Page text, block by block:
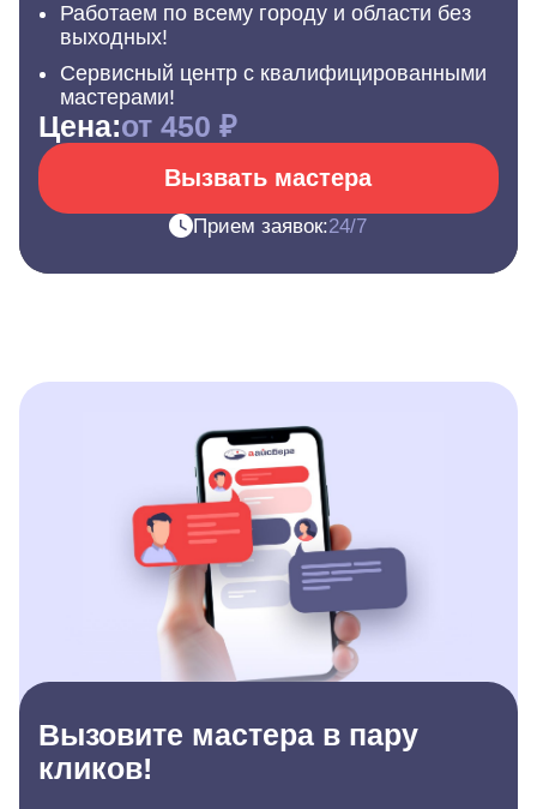
Работаем по всему городу и области без
выходных!
Сервисный центр с квалифицированными
мастерами!
Цена:от 450 ₽
Вызвать мастера
Прием заявок:24/7
Вызовите мастера в пару
кликов!